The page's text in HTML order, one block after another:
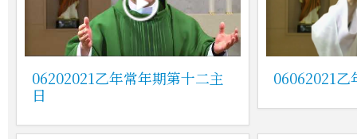
06202021乙年常年期第十二主
日
06062021乙